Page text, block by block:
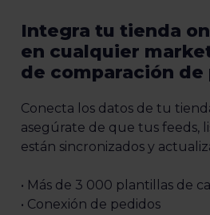
Integra tu tienda
en cualquier
de comparación de
Conecta los datos de tu
asegúrate de que tus feeds,
están sincronizados y
• Más de 3 000 plantillas de
• Conexión de pedidos